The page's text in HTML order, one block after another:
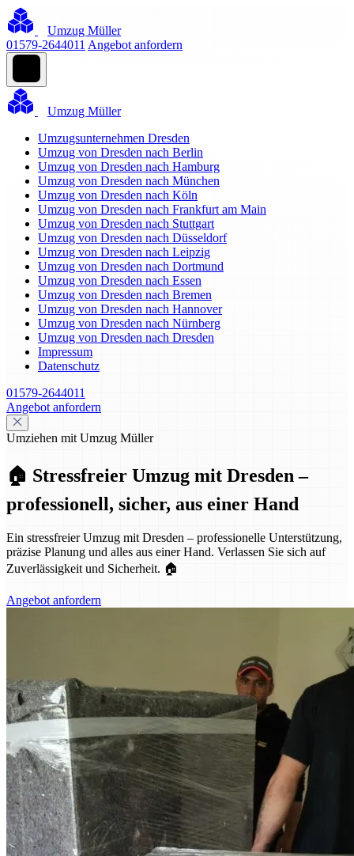
Umzug Müller
01579-2644011 Angebot anfordern
Umzug Müller
Umzugsunternehmen Dresden
Umzug von Dresden nach Berlin
Umzug von Dresden nach Hamburg
Umzug von Dresden nach München
Umzug von Dresden nach Köln
Umzug von Dresden nach Frankfurt am Main
Umzug von Dresden nach Stuttgart
Umzug von Dresden nach Düsseldorf
Umzug von Dresden nach Leipzig
Umzug von Dresden nach Dortmund
Umzug von Dresden nach Essen
Umzug von Dresden nach Bremen
Umzug von Dresden nach Hannover
Umzug von Dresden nach Nürnberg
Umzug von Dresden nach Dresden
Impressum
Datenschutz
01579-2644011
Angebot anfordern
Umziehen mit Umzug Müller
🏠 Stressfreier Umzug mit Dresden –
professionell, sicher, aus einer Hand
Ein stressfreier Umzug mit Dresden – professionelle Unterstützung,
präzise Planung und alles aus einer Hand. Verlassen Sie sich auf
Zuverlässigkeit und Sicherheit. 🏠
Angebot anfordern